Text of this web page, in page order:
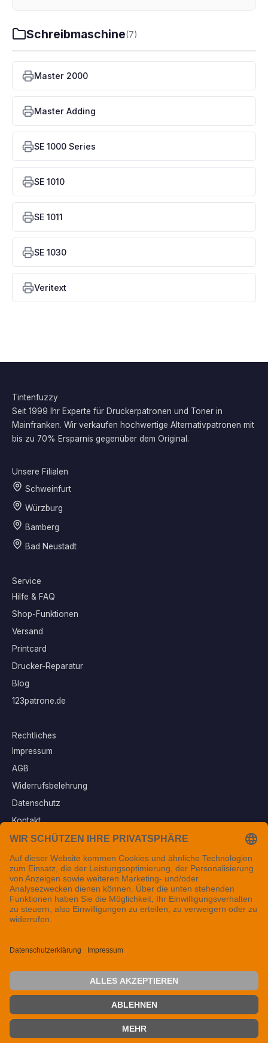
Schreibmaschine(7)
Master 2000
Master Adding
SE 1000 Series
SE 1010
SE 1011
SE 1030
Veritext
Tintenfuzzy
Seit 1999 Ihr Experte für Druckerpatronen und Toner in
Mainfranken. Wir verkaufen hochwertige Alternativpatronen mit
bis zu 70% Ersparnis gegenüber dem Original.
Unsere Filialen
Schweinfurt
Würzburg
Bamberg
Bad Neustadt
Service
Hilfe & FAQ
Shop-Funktionen
Versand
Printcard
Drucker-Reparatur
Blog
123patrone.de
Rechtliches
Impressum
AGB
Widerrufsbelehrung
Datenschutz
Kontakt
Vertrag widerrufen
Sichere Zahlungsarten
© 2026 Tintenfuzzy® - Alle Rechte vorbehalten. Seit 1999 in